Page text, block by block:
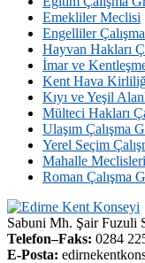
Emekliler Meclisi
Engelliler
Hayvan Hakları
İmar ve
Kent Hava
Kıyı ve Yeşil
Mülteci Hakları
Ulaşım Çalışma
Yerel Seçim
Mahalle
Roman Çalışma
Sabuni Mh. Şair Fuzuli
Telefon–Faks: 0284
E-Posta: